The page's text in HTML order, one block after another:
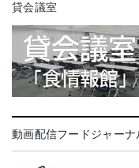
貸会議室
動画配信フードジャーナ